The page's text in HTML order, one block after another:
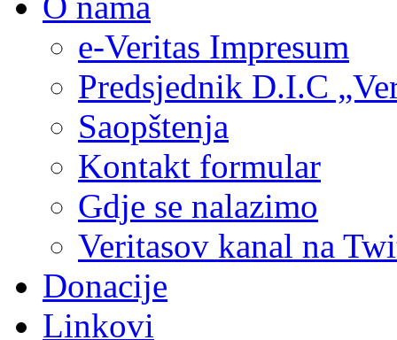
e-Veritas Impresum
Predsjednik D.I.C
Saopštenja
Kontakt formular
Gdje se nalazimo
Veritasov kanal na
Donacije
Linkovi